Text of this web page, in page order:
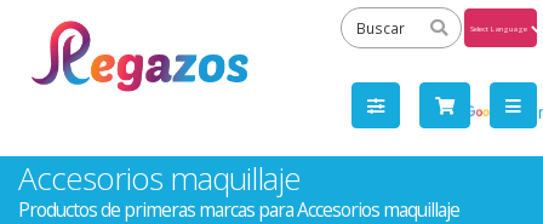
by
Accesorios maquillaje
Productos de primeras marcas para Accesorios maquillaje